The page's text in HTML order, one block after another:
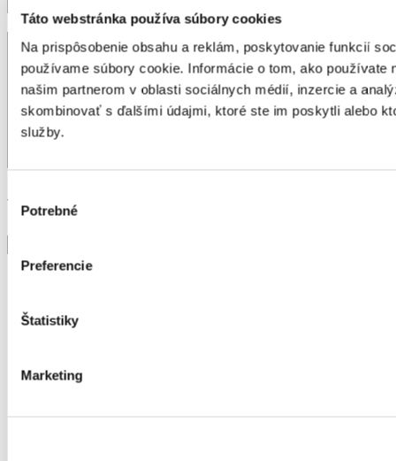
Táto webstránka používa súbory cookies
Na prispôsobenie obsahu a reklám, poskytovanie funkcií
používame súbory cookie. Informácie o tom, ako používate
našim partnerom v oblasti sociálnych médií, inzercie a
skombinovať s ďalšími údajmi, ktoré ste im poskytli alebo
služby.
súhlasu
Potrebné
Preferencie
Štatistiky
Marketing
Vložiť prílohu: